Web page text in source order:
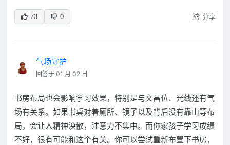
73 0 分享
气场守护
回答于 01 月 02 日
书房布局也会影响学习效果，特别是与文昌位、光线还有气
场有关系。如果书桌对着厕所、镜子以及背后没有靠山等布
局，会让人精神涣散，注意力不集中。而你家孩子学习成绩
不好，很有可能和这个有关。你可以尝试重新布置下书房，